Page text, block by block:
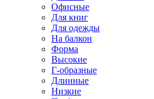
Офисные
Для книг
Для одежды
На балкон
Форма
Высокие
Г-образные
Длинные
Низкие